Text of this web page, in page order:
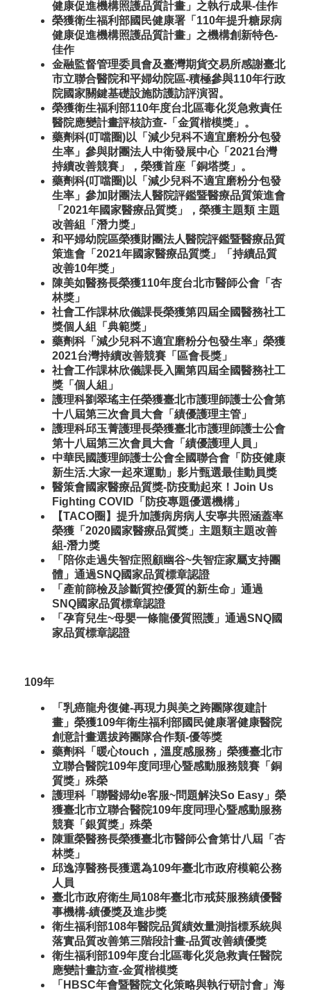
健康促進機構照護品質計畫」之執行成果-佳作
榮獲衛生福利部國民健康署「110年提升糖尿病
健康促進機構照護品質計畫」之機構創新特色-
佳作
金融監督管理委員會及臺灣期貨交易所感謝臺北
市立聯合醫院和平婦幼院區-積極參與110年行政
院國家關鍵基礎設施防護訪評演習。
榮獲衛生福利部110年度台北區毒化災急救責任
醫院應變計畫評核訪查-「金質楷模獎」。
藥劑科(叮噹圈)以「減少兒科不適宜磨粉分包發
生率」參與財團法人中衛發展中心「2021台灣
持續改善競賽」，榮獲首座「銅塔獎」。
藥劑科(叮噹圈)以「減少兒科不適宜磨粉分包發
生率」參加財團法人醫院評鑑暨醫療品質策進會
「2021年國家醫療品質獎」，榮獲主題類 主題
改善組「潛力獎」
和平婦幼院區榮獲財團法人醫院評鑑暨醫療品質
策進會「2021年國家醫療品質獎」「持續品質
改善10年獎」
陳美如醫務長榮獲110年度台北市醫師公會「杏
林獎」
社會工作課林欣儀課長榮獲第四屆全國醫務社工
獎個人組「典範獎」
藥劑科「減少兒科不適宜磨粉分包發生率」榮獲
2021台灣持續改善競賽「區會長獎」
社會工作課林欣儀課長入圍第四屆全國醫務社工
獎「個人組」
護理科劉翠瑤主任榮獲臺北市護理師護士公會第
十八屆第三次會員大會「績優護理主管」
護理科邱玉菁護理長榮獲臺北市護理師護士公會
第十八屆第三次會員大會「績優護理人員」
中華民國護理師護士公會全國聯合會「防疫健康
新生活.大家一起來運動」影片甄選最佳動員獎
醫策會國家醫療品質獎-防疫動起來！Join Us
Fighting COVID「防疫專題優選機構」
【TACO圈】提升加護病房病人安寧共照涵蓋率
榮獲「2020國家醫療品質獎」主題類主題改善
組-潛力獎
「陪你走過失智症照顧幽谷~失智症家屬支持團
體」通過SNQ國家品質標章認證
「產前篩檢及診斷質控優質的新生命」通過
SNQ國家品質標章認證
「孕育兒生~母嬰一條龍優質照護」通過SNQ國
家品質標章認證
109年
「乳癌龍舟復健-再現力與美之跨團隊復建計
畫」榮獲109年衛生福利部國民健康署健康醫院
創意計畫選拔跨團隊合作類-優等獎
藥劑科「暖心touch，溫度感服務」榮獲臺北市
立聯合醫院109年度同理心暨感動服務競賽「銅
質獎」殊榮
護理科「聯醫婦幼e客服~問題解決So Easy」榮
獲臺北市立聯合醫院109年度同理心暨感動服務
競賽「銀質獎」殊榮
陳重榮醫務長榮獲臺北市醫師公會第廿八屆「杏
林獎」
邱逸淳醫務長獲選為109年臺北市政府模範公務
人員
臺北市政府衛生局108年臺北市戒菸服務績優醫
事機構-績優獎及進步獎
衛生福利部108年醫院品質績效量測指標系統與
落實品質改善第三階段計畫-品質改善績優獎
衛生福利部109年度台北區毒化災急救責任醫院
應變計畫訪查-金質楷模獎
「HBSC年會暨醫院文化策略與執行研討會」海